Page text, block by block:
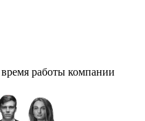
работы компании